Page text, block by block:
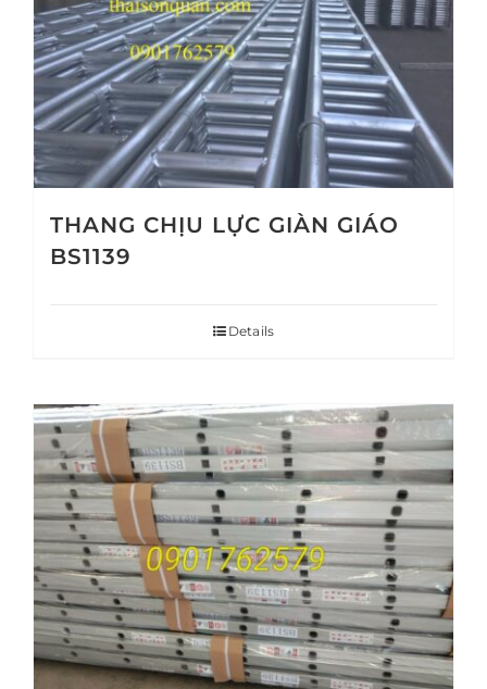
THANG CHỊU LỰC GIÀN GIÁO
BS1139
Details